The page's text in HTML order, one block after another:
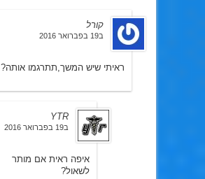
קורל
ב19 בפברואר 2016
ראיתי שיש המשך,תתרגמו אותה?
YTR
ב19 בפברואר 2016
איפה ראית אם מותר
לשאול?